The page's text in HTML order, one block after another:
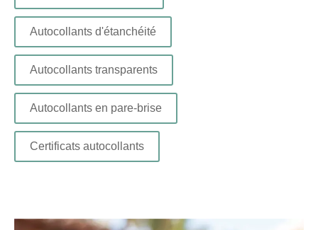
Autocollants d'étanchéité
Autocollants transparents
Autocollants en pare-brise
Certificats autocollants